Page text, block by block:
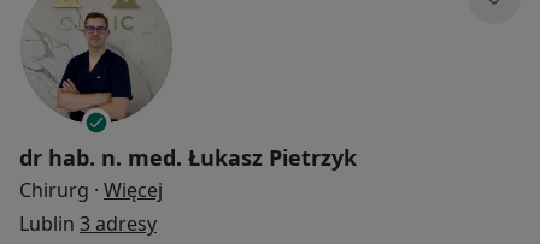
dr hab. n. med. Łukasz Pietrzyk
Chirurg · Więcej
Lublin 3 adresy